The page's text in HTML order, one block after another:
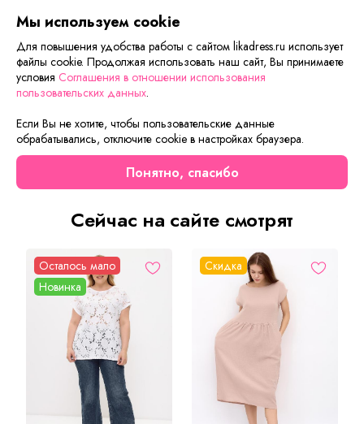
Описание товараХарактеристики товара
Облегченный женский халат на молнии с кармашками.
Пояс дополняет халат и помогает подчеркнуть талию.
Изготовлен из красивой двухцветной трикотажной махры.
смело можете брать этот халат в дорогу, потому что он
идеально подойдет как после бани, так и бассейна, на
любой сезон весна/лето.
Сейчас на сайте смотрят
Осталось мало
Новинка
Скидка
Мы используем cookie
Для повышения удобства работы с сайтом likadress.ru использует
файлы cookie. Продолжая использовать наш сайт, Вы принимаете
условия Соглашения в отношении использования
пользовательских данных.
Если Вы не хотите, чтобы пользовательские данные
обрабатывались, отключите cookie в настройках браузера.
Понятно, спасибо